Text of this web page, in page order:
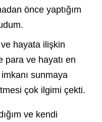
önce yaptığım
hayata ilişkin
para ve hayatı en
sunmaya
çok ilgimi çekti.
ve kendi